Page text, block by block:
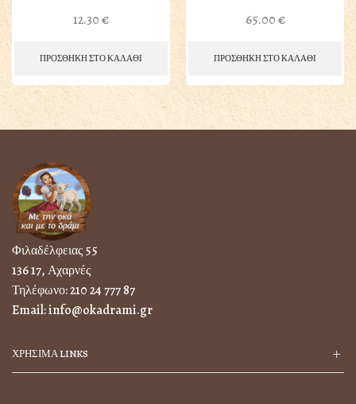
12.30€
ΠΡΟΣΘΗΚΗ ΣΤΟ ΚΑΛΑΘΙ
65.00€
ΠΡΟΣΘΗΚΗ ΣΤΟ ΚΑΛΑΘΙ
Φιλαδέλφειας 55
136 17, Αχαρνές
Τηλέφωνο:210 24 777 87
Email:info@okadrami.gr
ΧΡΗΣΙΜΑ LINKS